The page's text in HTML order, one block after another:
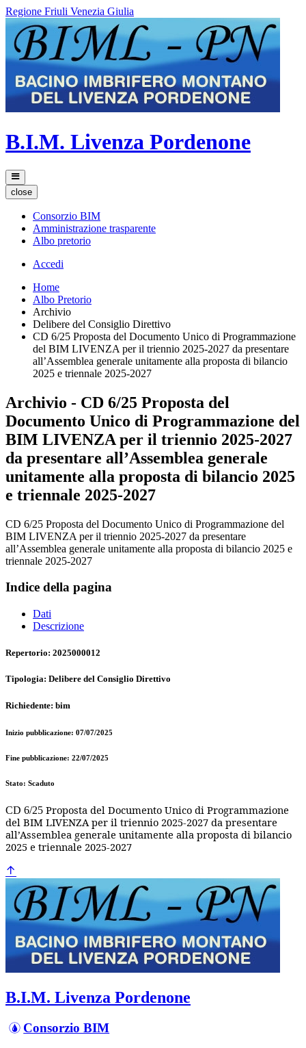
Regione Friuli Venezia Giulia
B.I.M. Livenza Pordenone
close
Consorzio BIM
Amministrazione trasparente
Albo pretorio
Accedi
Home
Albo Pretorio
Archivio
Delibere del Consiglio Direttivo
CD 6/25 Proposta del Documento Unico di Programmazione
del BIM LIVENZA per il triennio 2025-2027 da presentare
all’Assemblea generale unitamente alla proposta di bilancio
2025 e triennale 2025-2027
Archivio - CD 6/25 Proposta del
Documento Unico di Programmazione del
BIM LIVENZA per il triennio 2025-2027
da presentare all’Assemblea generale
unitamente alla proposta di bilancio 2025
e triennale 2025-2027
CD 6/25 Proposta del Documento Unico di Programmazione del
BIM LIVENZA per il triennio 2025-2027 da presentare
all’Assemblea generale unitamente alla proposta di bilancio 2025 e
triennale 2025-2027
Indice della pagina
Dati
Descrizione
Repertorio: 2025000012
Tipologia: Delibere del Consiglio Direttivo
Richiedente: bim
Inizio pubblicazione: 07/07/2025
Fine pubblicazione: 22/07/2025
Stato: Scaduto
CD 6/25 Proposta del Documento Unico di Programmazione
del BIM LIVENZA per il triennio 2025-2027 da presentare
all’Assemblea generale unitamente alla proposta di bilancio
2025 e triennale 2025-2027
B.I.M. Livenza Pordenone
Consorzio BIM